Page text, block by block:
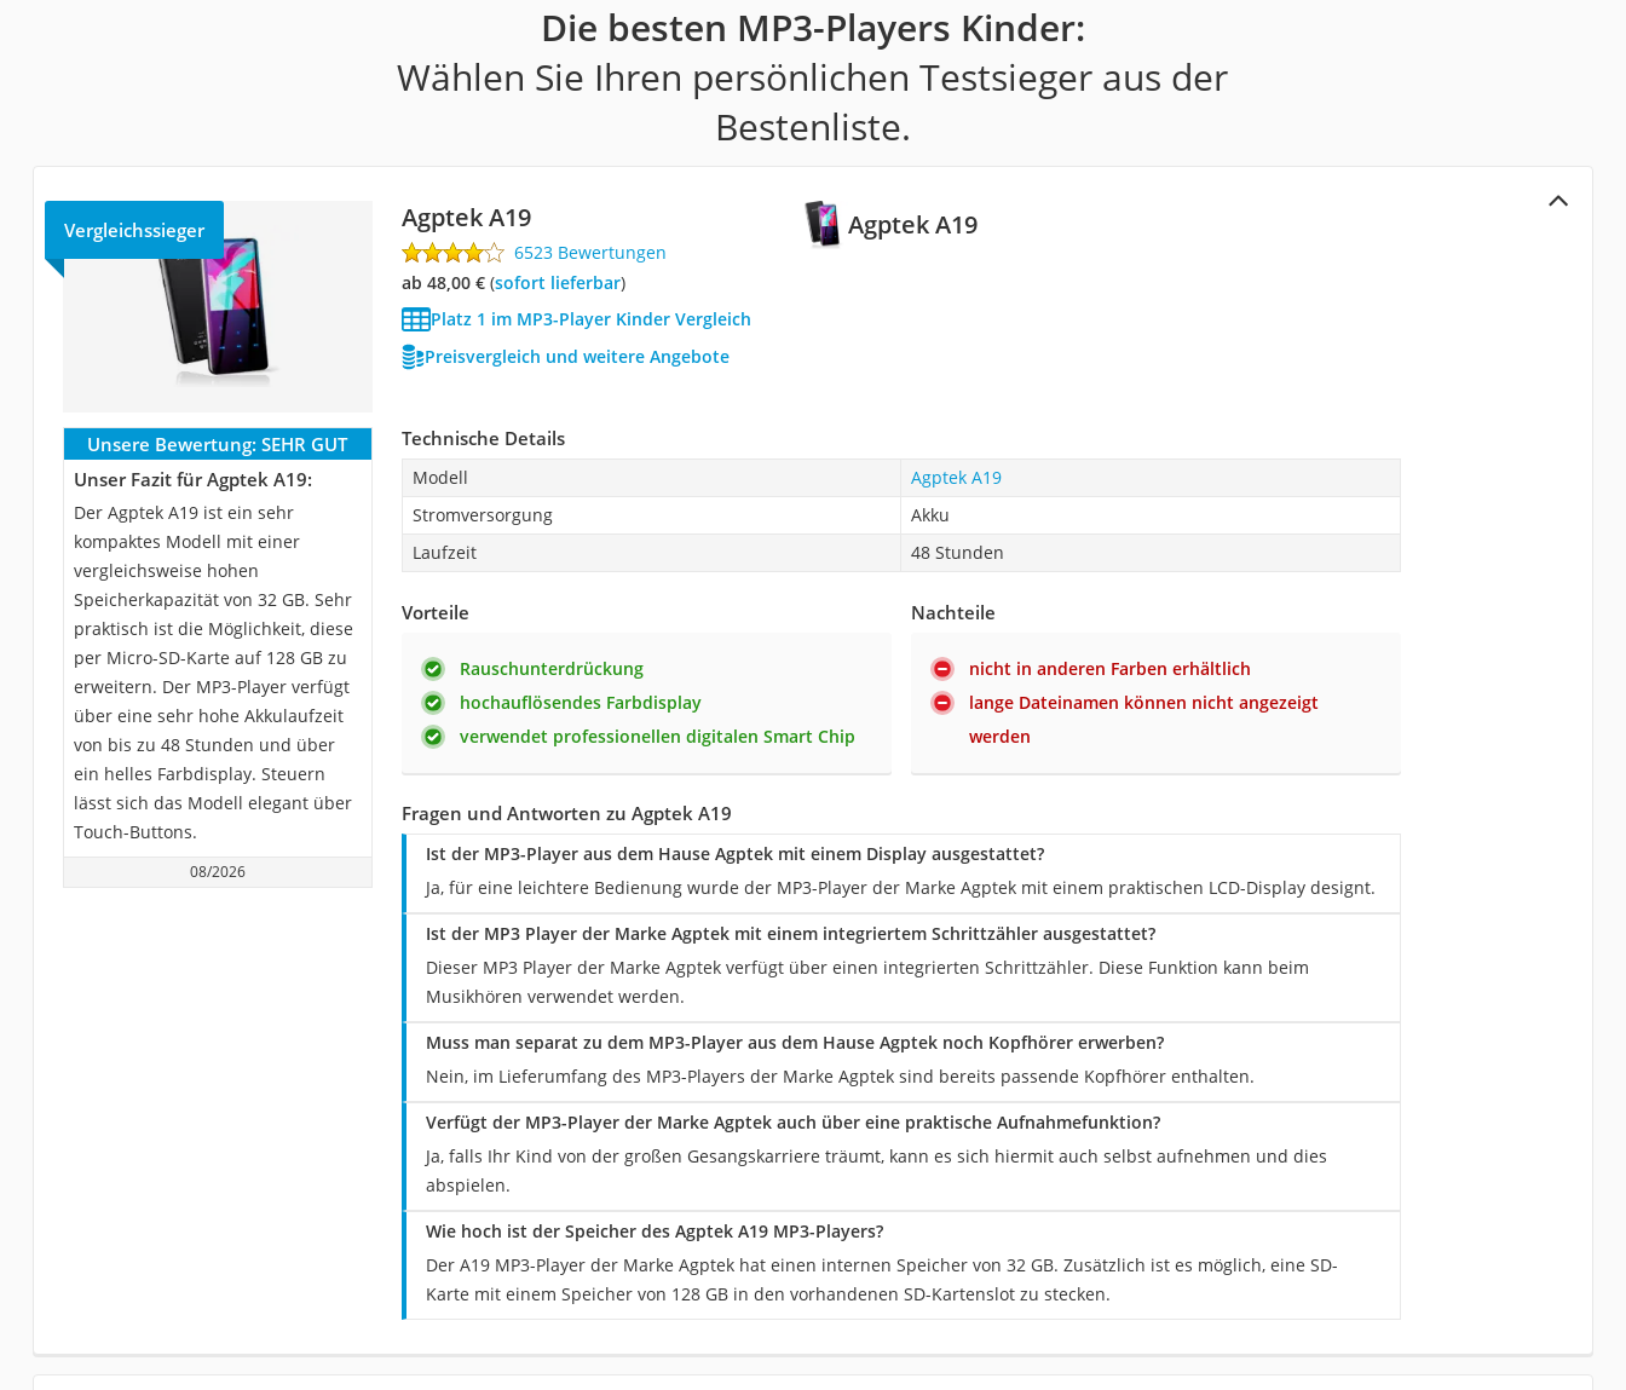
Die besten MP3-Players Kinder:
Wählen Sie Ihren persönlichen Testsieger aus der
Bestenliste.
Agptek A19
Vergleichssieger Agptek A19
6523 Bewertungen
ab 48,00 €( Sofort lieferbar)
Platz 1 im MP3-Player Kinder Vergleich
Preisvergleich und weitere Angebote
Unsere Bewertung: SEHR GUT
Unser Fazit für Agptek A19:
Der Agptek A19 ist ein sehr
kompaktes Modell mit einer
vergleichsweise hohen
Speicherkapazität von 32 GB. Sehr
praktisch ist die Möglichkeit, diese
per Micro-SD-Karte auf 128 GB zu
erweitern. Der MP3-Player verfügt
über eine sehr hohe Akkulaufzeit
von bis zu 48 Stunden und über
ein helles Farbdisplay. Steuern
lässt sich das Modell elegant über
Touch-Buttons.
08/2026
Technische Details
Modell
Agptek A19
Stromversorgung
Akku
Laufzeit
48 Stunden
Vorteile
Rauschunterdrückung
hochauflösendes Farbdisplay
verwendet professionellen digitalen Smart Chip
Nachteile
nicht in anderen Farben erhältlich
lange Dateinamen können nicht angezeigt
werden
Fragen und Antworten zu Agptek A19
Ist der MP3-Player aus dem Hause Agptek mit einem Display ausgestattet?
Ja, für eine leichtere Bedienung wurde der MP3-Player der Marke Agptek mit einem praktischen LCD-Display designt.
Ist der MP3 Player der Marke Agptek mit einem integriertem Schrittzähler ausgestattet?
Dieser MP3 Player der Marke Agptek verfügt über einen integrierten Schrittzähler. Diese Funktion kann beim
Musikhören verwendet werden.
Muss man separat zu dem MP3-Player aus dem Hause Agptek noch Kopfhörer erwerben?
Nein, im Lieferumfang des MP3-Players der Marke Agptek sind bereits passende Kopfhörer enthalten.
Verfügt der MP3-Player der Marke Agptek auch über eine praktische Aufnahmefunktion?
Ja, falls Ihr Kind von der großen Gesangskarriere träumt, kann es sich hiermit auch selbst aufnehmen und dies
abspielen.
Wie hoch ist der Speicher des Agptek A19 MP3-Players?
Der A19 MP3-Player der Marke Agptek hat einen internen Speicher von 32 GB. Zusätzlich ist es möglich, eine SD-
Karte mit einem Speicher von 128 GB in den vorhandenen SD-Kartenslot zu stecken.